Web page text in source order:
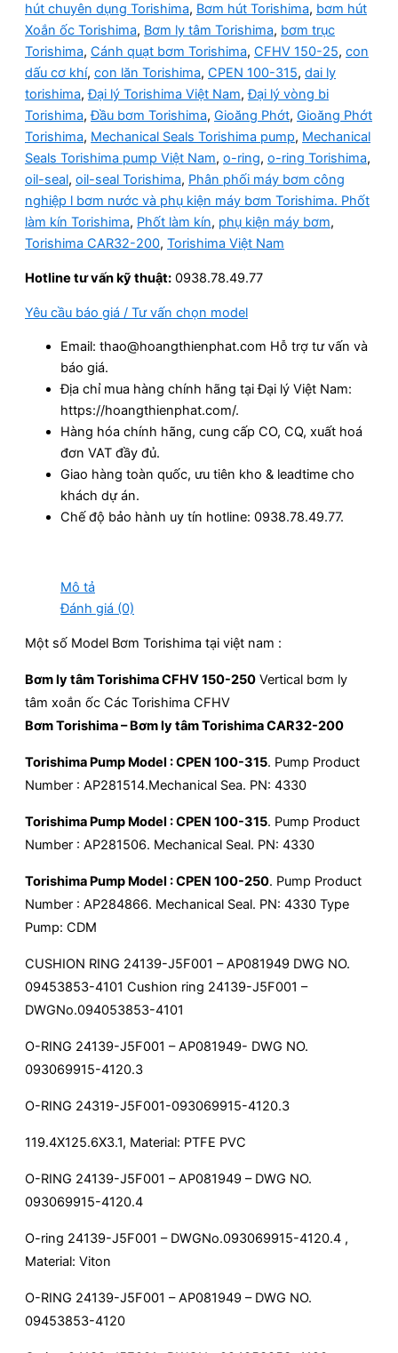
hút chuyên dụng Torishima, Bơm hút Torishima, bơm hút
Xoắn ốc Torishima, Bơm ly tâm Torishima, bơm trục
Torishima, Cánh quạt bơm Torishima, CFHV 150-25, con
dấu cơ khí, con lăn Torishima, CPEN 100-315, dai ly
torishima,Đại lý Torishima Việt Nam,Đại lý vòng bi
Torishima,Đầu bơm Torishima, Gioăng Phớt, Gioăng Phớt
Torishima, Mechanical Seals Torishima pump, Mechanical
Seals Torishima pump Việt Nam, o-ring, o-ring Torishima,
oil-seal, oil-seal Torishima, Phân phối máy bơm công
nghiệp l bơm nước và phụ kiện máy bơm Torishima. Phốt
làm kín Torishima, Phốt làm kín, phụ kiện máy bơm,
Torishima CAR32-200, Torishima Việt Nam
Hotline tư vấn kỹ thuật: 0938.78.49.77
Yêu cầu báo giá / Tư vấn chọn model
Email: thao@hoangthienphat.com Hỗ trợ tư vấn và
báo giá.
Địa chỉ mua hàng chính hãng tại Đại lý Việt Nam:
https://hoangthienphat.com/.
Hàng hóa chính hãng, cung cấp CO, CQ, xuất hoá
đơn VAT đầy đủ.
Giao hàng toàn quốc, ưu tiên kho & leadtime cho
khách dự án.
Chế độ bảo hành uy tín hotline: 0938.78.49.77.
Mô tả
Đánh giá (0)
Một số Model Bơm Torishima tại việt nam :
Bơm ly tâm Torishima CFHV 150-250 Vertical bơm ly
tâm xoắn ốc Các Torishima CFHV
Bơm Torishima – Bơm ly tâm Torishima CAR32-200
Torishima Pump Model : CPEN 100-315. Pump Product
Number : AP281514.Mechanical Sea. PN: 4330
Torishima Pump Model : CPEN 100-315. Pump Product
Number : AP281506. Mechanical Seal. PN: 4330
Torishima Pump Model : CPEN 100-250. Pump Product
Number : AP284866. Mechanical Seal. PN: 4330 Type
Pump: CDM
CUSHION RING 24139-J5F001 – AP081949 DWG NO.
09453853-4101 Cushion ring 24139-J5F001 –
DWGNo.094053853-4101
O-RING 24139-J5F001 – AP081949- DWG NO.
093069915-4120.3
O-RING 24319-J5F001-093069915-4120.3
119.4X125.6X3.1, Material: PTFE PVC
O-RING 24139-J5F001 – AP081949 – DWG NO.
093069915-4120.4
O-ring 24139-J5F001 – DWGNo.093069915-4120.4 ,
Material: Viton
O-RING 24139-J5F001 – AP081949 – DWG NO.
09453853-4120